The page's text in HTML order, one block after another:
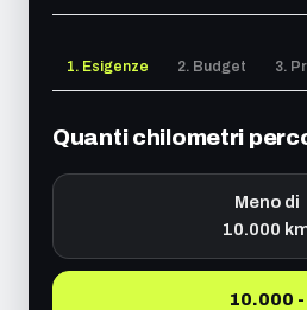
1. Esigenze 2. Budget 3.
Quanti chilometri
Meno di
10.000
10.000 -